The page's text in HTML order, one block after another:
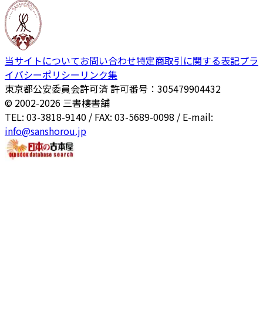
当サイトについてお問い合わせ特定商取引に関する表記プラ
イバシーポリシー リンク集
東京都公安委員会許可済 許可番号：305479904432
© 2002-2026 三書樓書舗
TEL: 03-3818-9140 / FAX: 03-5689-0098 / E-mail:
info@sanshorou.jp